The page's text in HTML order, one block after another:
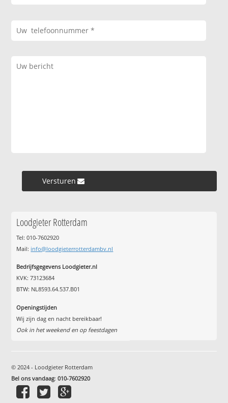
Versturen »
Loodgieter Rotterdam
Tel: 010-7602920
Mail: info@loodgieterrotterdambv.nl
Bedrijfsgegevens Loodgieter.nl
KVK: 73123684
BTW: NL8593.64.537.B01
Openingstijden
Wij zijn dag en nacht bereikbaar!
Ook in het weekend en op feestdagen
© 2024 - Loodgieter Rotterdam
Bel ons vandaag:010-7602920